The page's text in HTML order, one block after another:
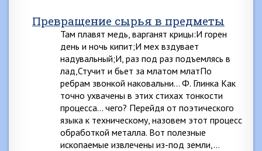
Превращение сырья в предметы
Там плавят медь, варганят крицы:И горен
день и ночь кипит;И мех вздувает
надувальный;И, раз под раз подъемлясь в
лад,Стучит и бьет за млатом млатПо
ребрам звонкой наковальни… Ф. Глинка Как
точно ухвачены в этих стихах тонкости
процесса… чего? Перейдя от поэтического
языка к техническому, назовем этот процесс
обработкой металла. Вот полезные
ископаемые извлечены из-под земли,…